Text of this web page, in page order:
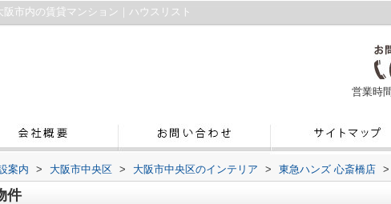
市内の賃貸マンション｜ハウスリスト
営業時
案内 > 大阪市中央区 > 大阪市中央区のインテリア > 東急ハンズ 心斎橋店 >
件